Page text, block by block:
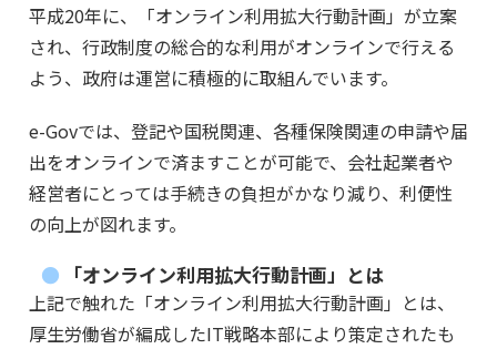
平成20年に、「オンライン利用拡大行動計画」が立案
され、行政制度の総合的な利用がオンラインで行える
よう、政府は運営に積極的に取組んでいます。
e-Govでは、登記や国税関連、各種保険関連の申請や届
出をオンラインで済ますことが可能で、会社起業者や
経営者にとっては手続きの負担がかなり減り、利便性
の向上が図れます。
「オンライン利用拡大行動計画」とは
上記で触れた「オンライン利用拡大行動計画」とは、
厚生労働省が編成したIT戦略本部により策定されたも